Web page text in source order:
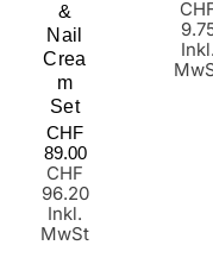
&
Nail
Crea
M
Set
Normaler
Preis
CHF
89.00
CHF
96.20
Inkl.
MwSt
Inkl.